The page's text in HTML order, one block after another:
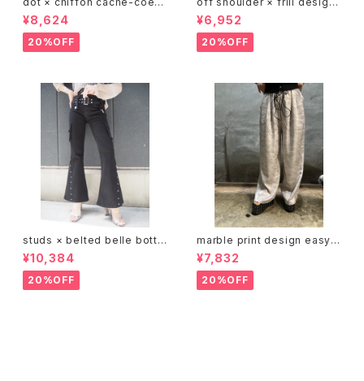
V-neck design tops トップス
カシュクール ドット 水玉 シフォ
ン 白黒 シースルー
¥8,624
20%OFF
tops トップス オフショルダー フ
リル
¥6,952
20%OFF
studs × belted belle botto
m stretch black pants パン
ツ ブラック スタッズ ポケット ベ
ルト
¥10,384
20%OFF
marble print design easy p
ants パンツ イージーパンツ ゴ
ムウエスト マーブル プリント
¥7,832
20%OFF